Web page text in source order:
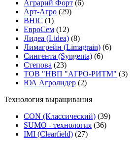
Аграрий Форт (6)
Арт-Агро (29)
ВНІС (1)
ЕвроСем (12)
Лидеа (Lidea) (8)
Лимагрейн (Limagrain) (6)
Сингента (Syngenta) (6)
Степова (23)
ТОВ "НВП "АГРО-РИТМ" (3)
ЮА Агролидер (2)
Технология выращивания
CON (Классический) (39)
SUMO - технология (36)
ІMI (Сlearfield) (27)